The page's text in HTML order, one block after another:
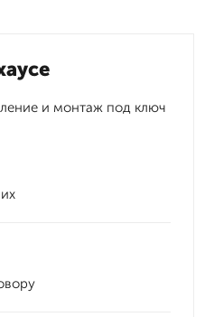
и монтаж под ключ